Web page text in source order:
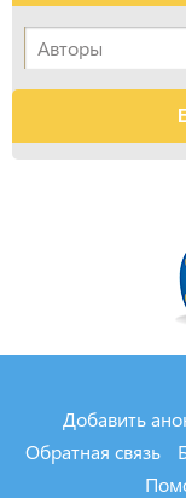
Добавить
Обратная связь